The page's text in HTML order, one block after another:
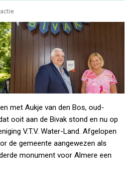
met Aukje van den Bos, oud-
ooit aan de Bivak stond en nu op
V.T.V. Water-Land. Afgelopen
de gemeente aangewezen als
monument voor Almere een